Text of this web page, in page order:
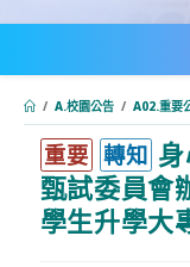
內
/ A.校園公告 / A02.重要
重要 轉知
甄試委員會
學生升學大